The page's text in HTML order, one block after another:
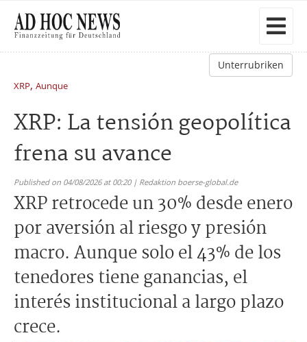
Unterrubriken
XRP, Aunque
XRP: La tensión geopolítica
frena su avance
Published on 04/08/2026 at 00:20 | Redaktion boerse-global.de
XRP retrocede un 30% desde enero
por aversión al riesgo y presión
macro. Aunque solo el 43% de los
tenedores tiene ganancias, el
interés institucional a largo plazo
crece.